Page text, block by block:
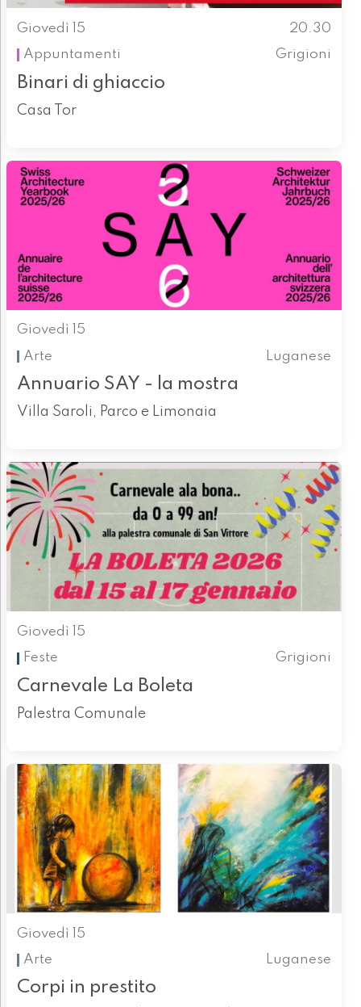
Giovedì 15
20.30
Appuntamenti
Grigioni
Binari di ghiaccio
Casa Tor
Giovedì 15
Arte
Luganese
Annuario SAY - la mostra
Villa Saroli, Parco e Limonaia
Giovedì 15
Feste
Grigioni
Carnevale La Boleta
Palestra Comunale
Giovedì 15
Arte
Luganese
Corpi in prestito